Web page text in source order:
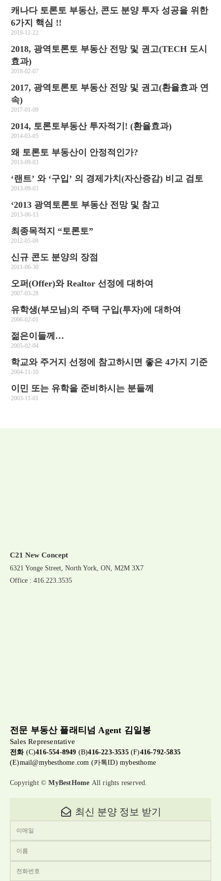
캐나다 토론토 부동산, 콘도 분양 투자 성공을 위한
6가지 핵심 !!
2019-12-22
2018, 광역토론토 부동산 전망 및 권고(TECH 도시
효과)
2018-02-07
2017, 광역토론토 부동산 전망 및 권고(환율효과 연
속)
2017-01-09
2014, 토론토부동산 투자적기! (환율효과)
2014-03-05
왜 토론토 부동산이 안정적인가?
2013-09-03
‘랜트’ 와 ‘구입’ 의 경제가치(자산증감) 비교 검토
2013-09-03
‘2013 광역토론토 부동산 전망 및 참고
2013-06-13
최종목적지 “토론토”
2012-05-09
신규 콘도 분양의 장점
2011-06-30
오퍼(Offer)와 Realtor 선정에 대하여
2007-03-28
유학생(부모님)의 주택 구입(투자)에 대하여
2006-02-01
젊은이들께…
2005-02-04
학교와 주거지 선정에 참고하시면 좋은 4가지 기준
2004-11-10
이민 또는 유학을 준비하시는 분들께
2003-11-01
C21 New Concept
6321 Yonge Street, North York, ON, M2M 3X7
Office : 416.223.3535
전문 부동산 플래티넘 Agent 김일봉
Sales Representative
전화(C)416-554-8949 (B)416-223-3535(F)416-792-5835
(E)mail@mybesthome.com (카톡ID) mybesthome
Copyright ©MyBestHome All rights reserved.
최신 분양 정보 받기